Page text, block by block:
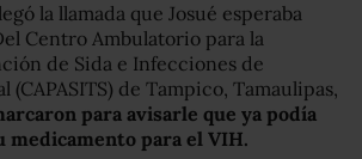
la llamada que Josué esperaba
Centro Ambulatorio para la
de Sida e Infecciones de
(CAPASITS) de Tampico, Tamaulipas,
para avisarle que ya podía
medicamento para el VIH.